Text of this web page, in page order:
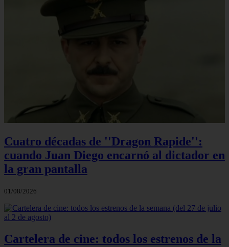
Cuatro décadas de ''Dragon Rapide'':
cuando Juan Diego encarnó al dictador en
la gran pantalla
01/08/2026
Cartelera de cine: todos los estrenos de la